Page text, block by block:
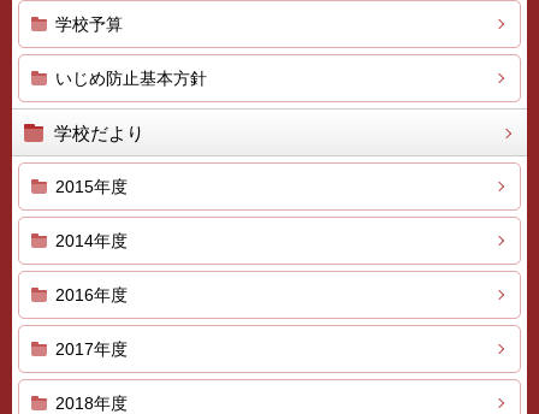
学校予算
いじめ防止基本方針
学校だより
2015年度
2014年度
2016年度
2017年度
2018年度